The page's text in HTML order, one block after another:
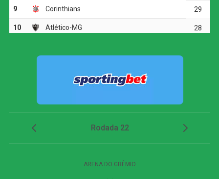
intervalo. O jogo também foi interrompido para hidratação
em razão do clima seco em Cuiabá.
Guilherme Lopes recebeu pela esquerda e cruzou para a
segunda trave. Bruno José apareceu livre e desviou de
bico de chuteira, colocando o Dragão em vantagem.
Após o gol, o Cuiabá tentou reagir e aumentou a pressão,
Kauan Cristtyan recebeu passe de Pedro Henrique
dentro da área e finalizou colocado, mas mandou por